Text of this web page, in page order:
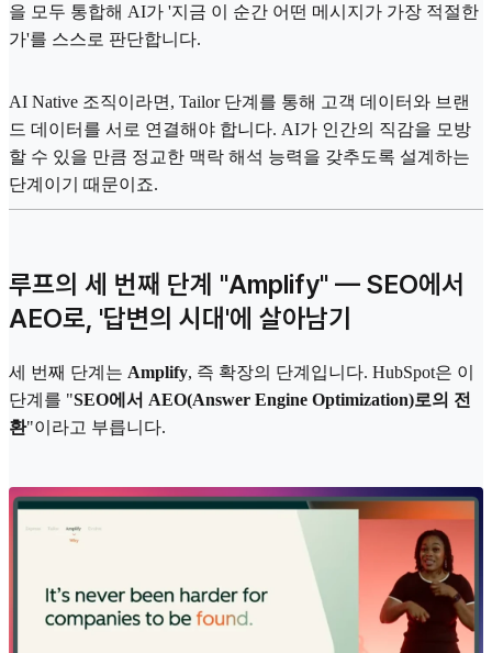
을 모두 통합해 AI가 '지금 이 순간 어떤 메시지가 가장 적절한
가'를 스스로 판단합니다.
AI Native 조직이라면, Tailor 단계를 통해 고객 데이터와 브랜
드 데이터를 서로 연결해야 합니다. AI가 인간의 직감을 모방
할 수 있을 만큼 정교한 맥락 해석 능력을 갖추도록 설계하는
단계이기 때문이죠.
루프의 세 번째 단계 "Amplify" — SEO에서
AEO로, '답변의 시대'에 살아남기
세 번째 단계는 Amplify, 즉 확장의 단계입니다. HubSpot은 이
단계를 "SEO에서 AEO(Answer Engine Optimization)로의 전
환"이라고 부릅니다.